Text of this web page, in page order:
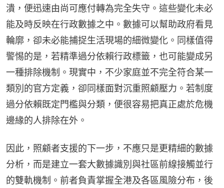
潰，便迅速由尚可應付轉為完全失守。這些變化未必
能及時反映在行政數據之中。數據可以幫助政府看見
輪廓，卻未必能捕捉生活現場的細微變化。同樣值得
警惕的是，若精準過分依賴行政標籤，也可能變成另
一種排除機制。現實中，不少家庭並不完全符合某一
類別的官方定義，卻同樣面對沉重照顧壓力。若制度
過分依賴既定門檻與分類，便很容易把真正處於危機
邊緣的人排除在外。
因此，照顧者支援的下一步，不應只是更精細的數據
分析，而是建立一套大數據識別與社區前線接觸並行
的雙軌機制。前者負責掌握全港及各區風險分布，後